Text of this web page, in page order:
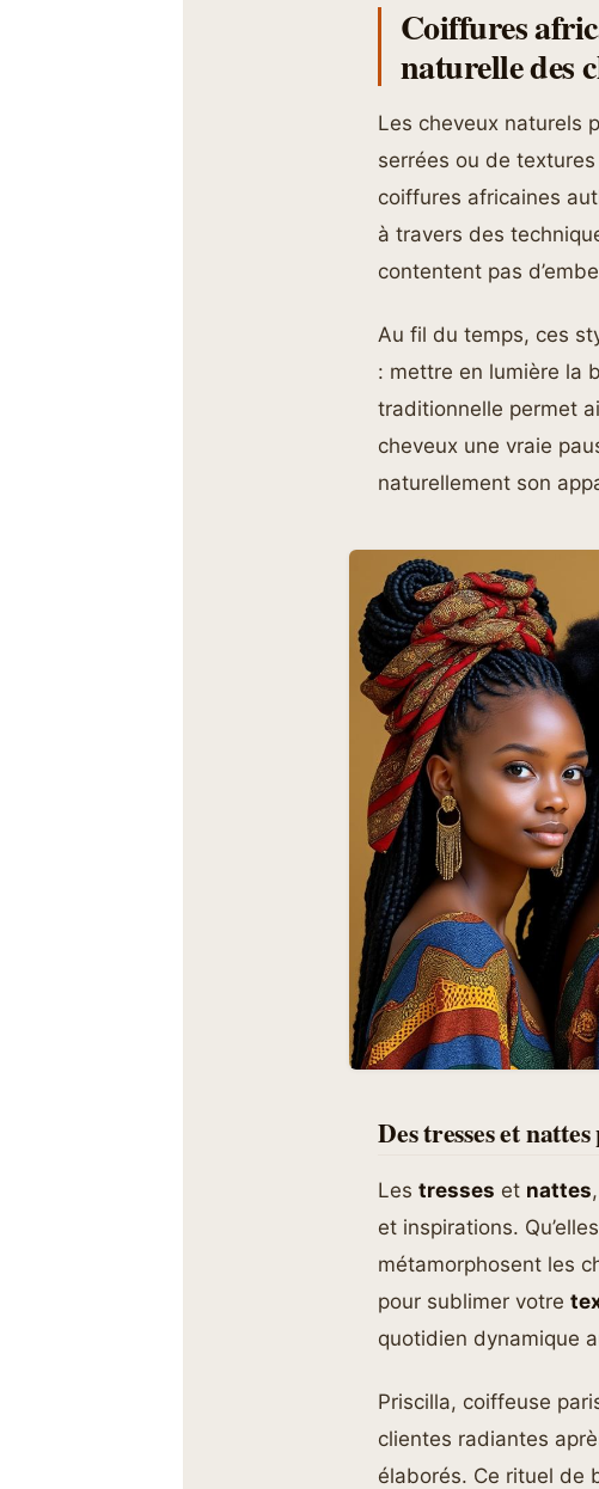
Coiffures
naturelle des
Les cheveux naturels
serrées ou de
coiffures africaines
à travers des
contentent pas
Au fil du temps, ces
: mettre en lumière la
traditionnelle permet
cheveux une vraie
naturellement son
Des tresses et
Les tresses et nattes
et inspirations.
métamorphosent les
pour sublimer votre
quotidien dynamique
Priscilla, coiffeuse
clientes radiantes
élaborés. Ce rituel de